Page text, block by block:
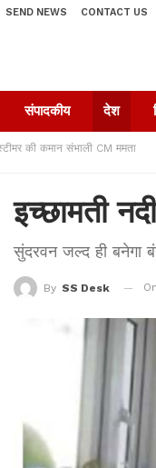
SEND NEWS CONTACT US
संपादकीय देश
की कमान संभाली CM ममता
इच्छामती
सुंदरवन जल्द ही बनेगा
By SS Desk On